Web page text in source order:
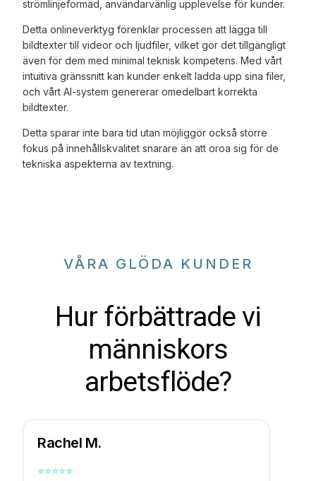
strömlinjeformad, användarvänlig upplevelse för kunder.
Detta onlineverktyg förenklar processen att lägga till
bildtexter till videor och ljudfiler, vilket gör det tillgängligt
även för dem med minimal teknisk kompetens. Med vårt
intuitiva gränssnitt kan kunder enkelt ladda upp sina filer,
och vårt AI-system genererar omedelbart korrekta
bildtexter.
Detta sparar inte bara tid utan möjliggör också större
fokus på innehållskvalitet snarare än att oroa sig för de
tekniska aspekterna av textning.
VÅRA GLÖDA KUNDER
Hur förbättrade vi
människors
arbetsflöde?
Rachel M.
⭐⭐⭐⭐⭐